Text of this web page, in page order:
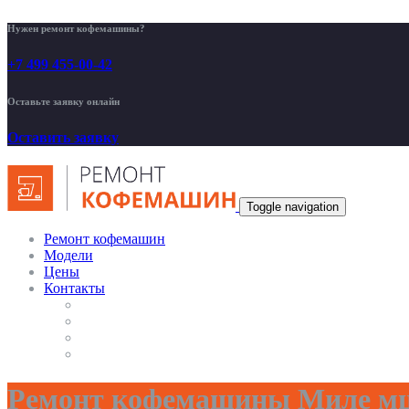
Нужен ремонт кофемашины?
+7 499 455-00-42
Оставьте заявку онлайн
Оставить заявку
Toggle navigation
Ремонт кофемашин
Модели
Цены
Контакты
Ремонт кофемашины Миле